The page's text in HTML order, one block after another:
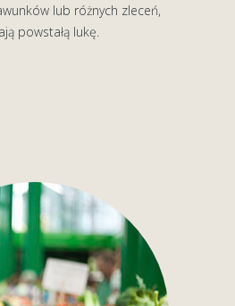
lub różnych zleceń,
powstałą lukę.